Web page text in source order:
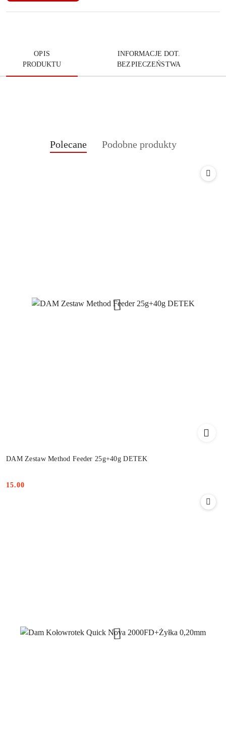
dostawa
OPIS
PRODUKTU
INFORMACJE DOT.
BEZPIECZEŃSTWA
Pomiń karuzelę produktów
Produkty
o
Polecane
Produkty
Podobne produkty
DAM Zestaw Method Feeder 25g+40g DETEK
Cena:
15.00